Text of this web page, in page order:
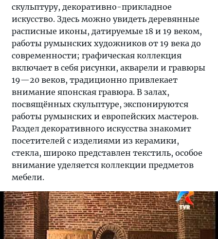
скульптуру, декоративно-прикладное
искусство. Здесь можно увидеть деревянные
расписные иконы, датируемые 18 и 19 веком,
работы румынских художников от 19 века до
современности; графическая коллекция
включает в себя рисунки, акварели и гравюры
19—20 веков, традиционно привлекает
внимание японская гравюра. В залах,
посвящённых скульптуре, экспонируются
работы румынских и европейских мастеров.
Раздел декоративного искусства знакомит
посетителей с изделиями из керамики,
стекла, широко представлен текстиль, особое
внимание уделяется коллекции предметов
мебели.